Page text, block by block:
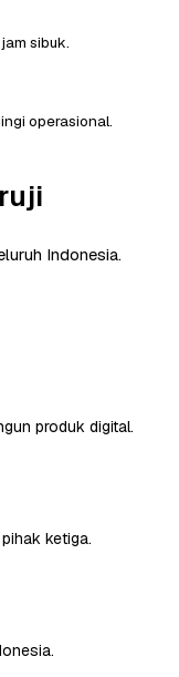
sibuk.
operasional.
Indonesia.
produk digital.
ketiga.